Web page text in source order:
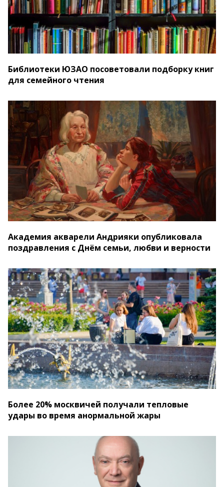
Библиотеки ЮЗАО посоветовали подборку книг
для семейного чтения
Академия акварели Андрияки опубликовала
поздравления с Днём семьи, любви и верности
Более 20% москвичей получали тепловые
удары во время анормальной жары